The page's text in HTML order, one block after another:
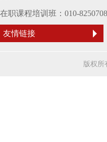
在职课程培训班：010-
友情链接
版权